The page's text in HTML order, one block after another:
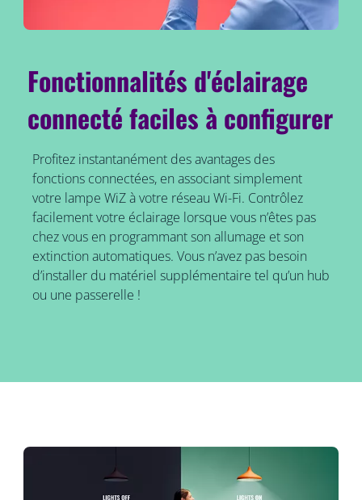
Fonctionnalités d'éclairage
connecté faciles à configurer
Profitez instantanément des avantages des
fonctions connectées, en associant simplement
votre lampe WiZ à votre réseau Wi-Fi. Contrôlez
facilement votre éclairage lorsque vous n’êtes pas
chez vous en programmant son allumage et son
extinction automatiques. Vous n’avez pas besoin
d’installer du matériel supplémentaire tel qu’un hub
ou une passerelle !